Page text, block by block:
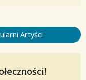
Artyści